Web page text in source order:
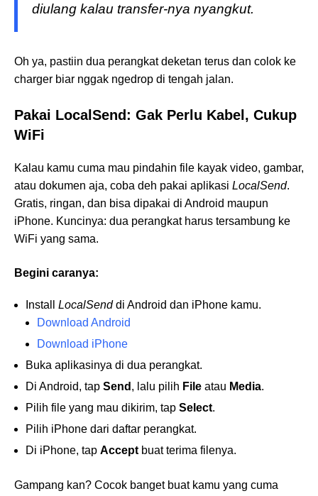
diulang kalau transfer-nya nyangkut.
Oh ya, pastiin dua perangkat deketan terus dan colok ke
charger biar nggak ngedrop di tengah jalan.
Pakai LocalSend: Gak Perlu Kabel, Cukup
WiFi
Kalau kamu cuma mau pindahin file kayak video, gambar,
atau dokumen aja, coba deh pakai aplikasi LocalSend.
Gratis, ringan, dan bisa dipakai di Android maupun
iPhone. Kuncinya: dua perangkat harus tersambung ke
WiFi yang sama.
Begini caranya:
Install LocalSenddi Android dan iPhone kamu.
Download Android
Download iPhone
Buka aplikasinya di dua perangkat.
Di Android, tap Send , lalu pilih File atau Media.
Pilih file yang mau dikirim, tap Select.
Pilih iPhone dari daftar perangkat.
Di iPhone, tap Accept buat terima filenya.
Gampang kan? Cocok banget buat kamu yang cuma